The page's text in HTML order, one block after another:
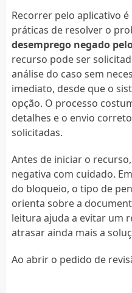
Recorrer pelo aplicativo
práticas de resolver o
desemprego negado
recurso pode ser
análise do caso sem
imediato, desde que o
opção. O processo
detalhes e o envio
solicitadas.
Antes de iniciar o
negativa com cuidado.
do bloqueio, o tipo de
orienta sobre a
leitura ajuda a evitar um
atrasar ainda mais a
Ao abrir o pedido de